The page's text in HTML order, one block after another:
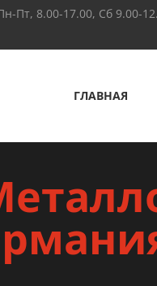
Пт, 8.00-17.00, Сб 9.00-
ГЛАВНАЯ